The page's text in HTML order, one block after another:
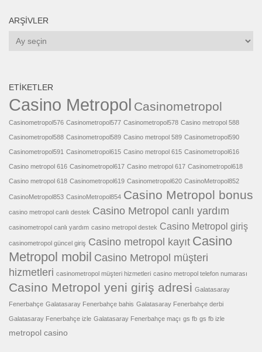
ARŞIVLER
Arşivler
ETIKETLER
Casino Metropol Casinometropol
Casinometropol576 Casinometropol577 Casinometropol578 Casino metropol 588
Casinometropol588 Casinometropol589 Casino metropol 589 Casinometropol590
Casinometropol591 Casinometropol615 Casino metropol 615 Casinometropol616
Casino metropol 616 Casinometropol617 Casino metropol 617 Casinometropol618
Casino metropol 618 Casinometropol619 Casinometropol620 CasinoMetropol852
CasinoMetropol853 CasinoMetropol854 Casino Metropol bonus
casino metropol canlı destek Casino Metropol canlı yardım
casinometropol canlı yardım casino metropol destek Casino Metropol giriş
casinometropol güncel giriş Casino metropol kayıt Casino
Metropol mobil Casino Metropol müşteri
hizmetleri casinometropol müşteri hizmetleri casino metropol telefon numarası
Casino Metropol yeni giriş adresi Galatasaray
Fenerbahçe Galatasaray Fenerbahçe bahis Galatasaray Fenerbahçe derbi
Galatasaray Fenerbahçe izle Galatasaray Fenerbahçe maçı gs fb gs fb izle
metropol casino